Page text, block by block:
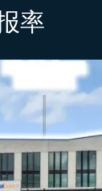
率